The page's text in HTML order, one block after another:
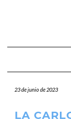
23 de junio de 2023
LA